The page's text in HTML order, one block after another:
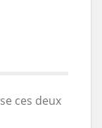
ces deux